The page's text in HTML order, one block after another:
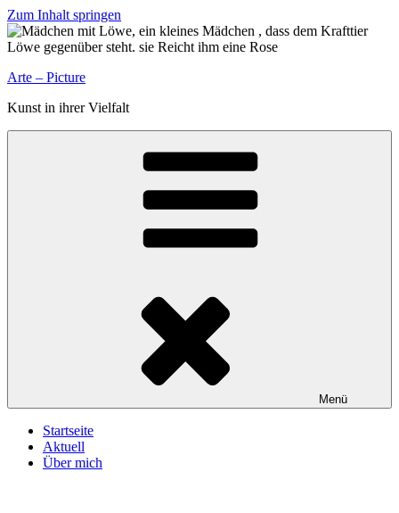
Zum Inhalt springen
Arte – Picture
Kunst in ihrer Vielfalt
Menü
Startseite
Aktuell
Über mich